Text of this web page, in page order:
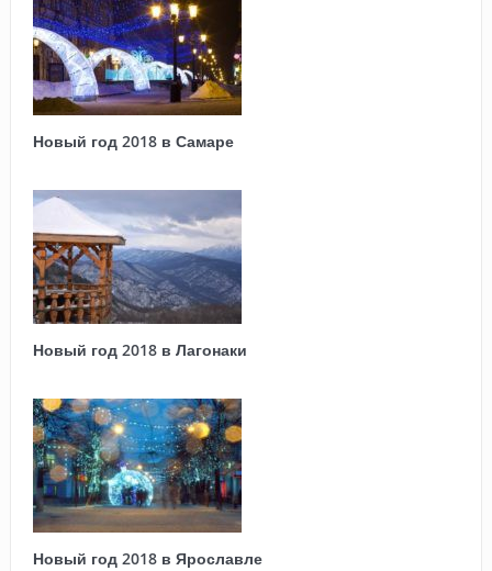
Новый год 2018 в Самаре
Новый год 2018 в Лагонаки
Новый год 2018 в Ярославле